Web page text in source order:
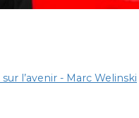
l’avenir - Marc Welinski